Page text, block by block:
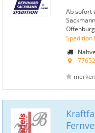
Ab sofort
Spedition
merken